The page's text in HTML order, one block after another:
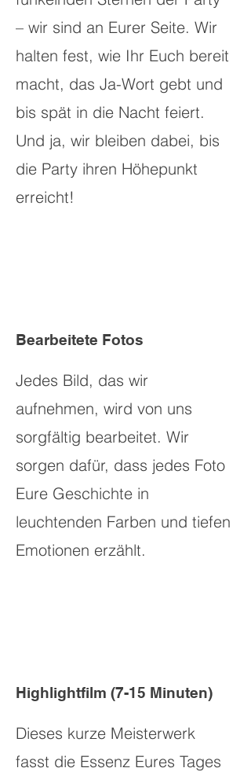
– wir sind an Eurer Seite. Wir
halten fest, wie Ihr Euch bereit
macht, das Ja-Wort gebt und
bis spät in die Nacht feiert.
Und ja, wir bleiben dabei, bis
die Party ihren Höhepunkt
erreicht!
Bearbeitete Fotos
Jedes Bild, das wir
aufnehmen, wird von uns
sorgfältig bearbeitet. Wir
sorgen dafür, dass jedes Foto
Eure Geschichte in
leuchtenden Farben und tiefen
Emotionen erzählt.
Highlightfilm (7-15 Minuten)
Dieses kurze Meisterwerk
fasst die Essenz Eures Tages